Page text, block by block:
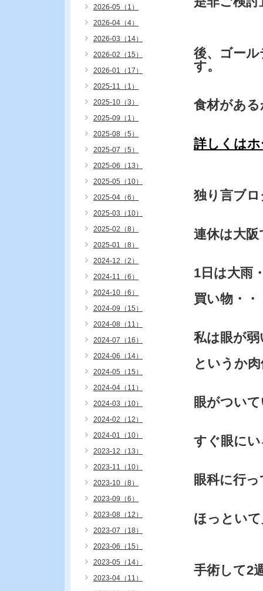
後、ゴー
す。
食材があ
詳しくは
独り言ブロ
連休は大
1日は大雨
買い物・
私は眼が弱
というか
眼がつい
すぐ眼に
眼科に行
ほっとい
手術して2
2026-05（1）
2026-04（4）
2026-03（14）
2026-02（15）
2026-01（17）
2025-11（1）
2025-10（3）
2025-09（1）
2025-08（5）
2025-07（5）
2025-06（13）
2025-05（10）
2025-04（6）
2025-03（10）
2025-02（8）
2025-01（8）
2024-12（2）
2024-11（6）
2024-10（6）
2024-09（15）
2024-08（11）
2024-07（16）
2024-06（14）
2024-05（15）
2024-04（11）
2024-03（10）
2024-02（12）
2024-01（10）
2023-12（13）
2023-11（10）
2023-10（8）
2023-09（6）
2023-08（12）
2023-07（18）
2023-06（15）
2023-05（14）
2023-04（11）